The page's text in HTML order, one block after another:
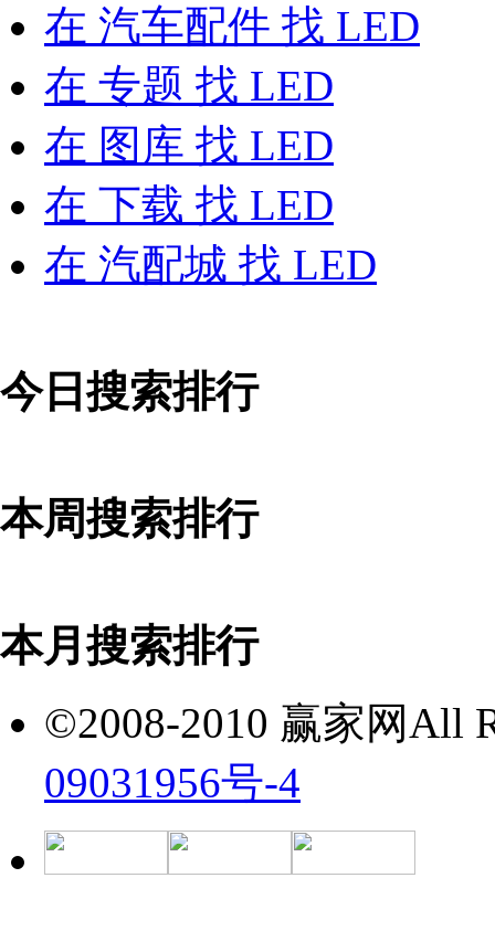
在 汽车配件 找 LED
在 专题 找 LED
在 图库 找 LED
在 下载 找 LED
在 汽配城 找 LED
今日搜索排行
本周搜索排行
本月搜索排行
©2008-2010 赢家网All
09031956号-4